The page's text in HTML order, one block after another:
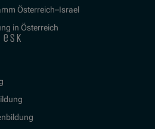
Österreich–Israel
in Österreich